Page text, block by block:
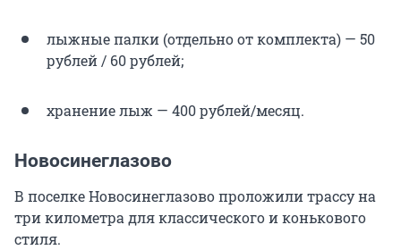
лыжные палки (отдельно от комплекта) — 50
рублей / 60 рублей;
хранение лыж — 400 рублей/месяц.
Новосинеглазово
В поселке Новосинеглазово проложили трассу на
три километра для классического и конькового
стиля.